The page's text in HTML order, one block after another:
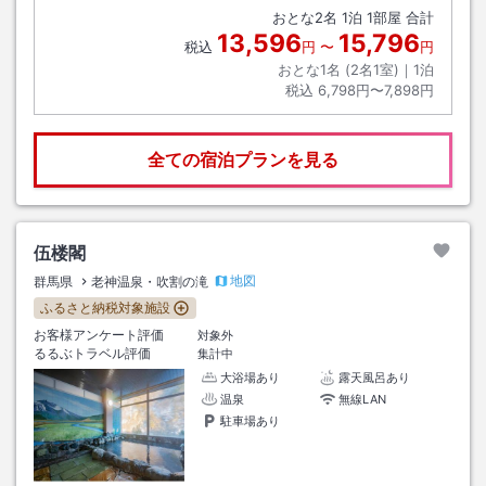
おとな2名 1泊 1部屋 合計
税込 13,596円 〜 15,796円
おとな1名 (2名1室)｜ 1泊
税込 6,798円〜7,898円
全ての宿泊プランを見る
伍楼閣
群馬県 老神温泉・吹割の滝
地図
ふるさと納税対象施設
お客様アンケート評価
対象外
るるぶトラベル評価
集計中
大浴場あり
露天風呂あり
温泉
無線LAN
駐車場あり